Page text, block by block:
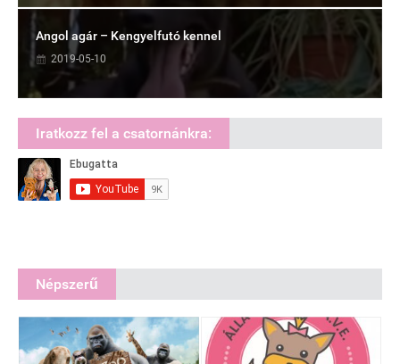
Angol agár – Kengyelfutó kennel
2019-05-10
Iratkozz fel a csatornánkra:
Népszerű